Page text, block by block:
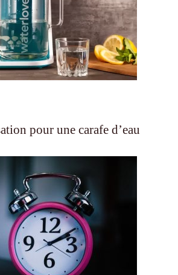
pour une carafe d’eau